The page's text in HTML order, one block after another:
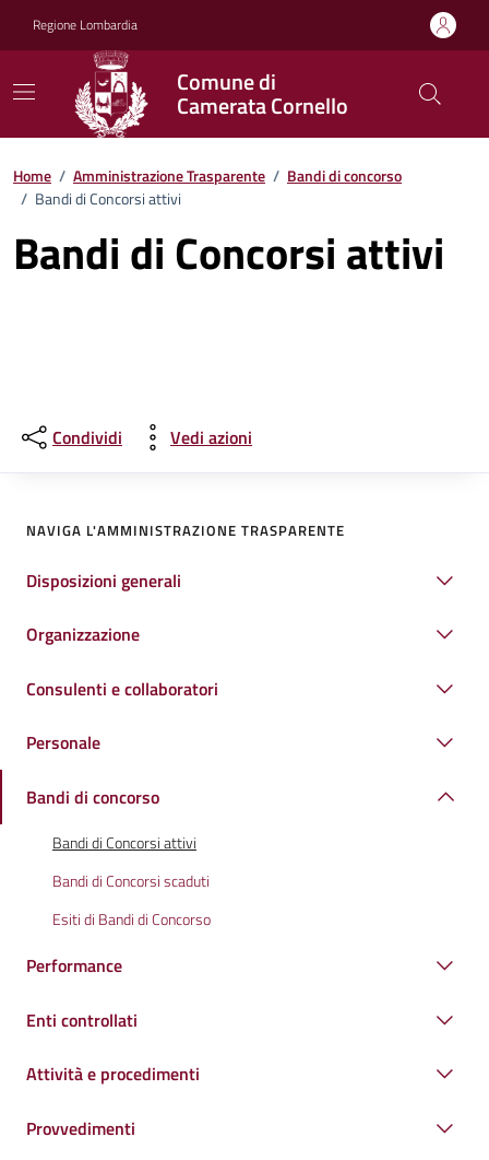
Regione Lombardia
Comune di
Camerata Cornello
Home / Amministrazione Trasparente / Bandi di concorso
/ Bandi di Concorsi attivi
Bandi di Concorsi attivi
Condividi Vedi azioni
NAVIGA L'AMMINISTRAZIONE TRASPARENTE
Disposizioni generali
Organizzazione
Consulenti e collaboratori
Personale
Bandi di concorso
Bandi di Concorsi attivi
Bandi di Concorsi scaduti
Esiti di Bandi di Concorso
Performance
Enti controllati
Attività e procedimenti
Provvedimenti